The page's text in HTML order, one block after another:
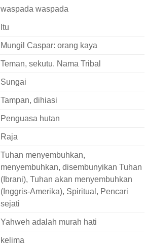
waspada waspada
Itu
Mungil Caspar: orang kaya
Teman, sekutu. Nama Tribal
Sungai
Tampan, dihiasi
Penguasa hutan
Raja
Tuhan menyembuhkan,
menyembuhkan, disembunyikan Tuhan
(Ibrani), Tuhan akan menyembuhkan
(Inggris-Amerika), Spiritual, Pencari
sejati
Yahweh adalah murah hati
kelima